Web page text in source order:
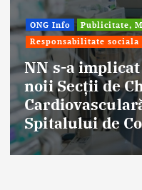
ONG Info
Publicitate,
Responsabilitate sociala
NN s-a
noii Secții de
Spitalului de